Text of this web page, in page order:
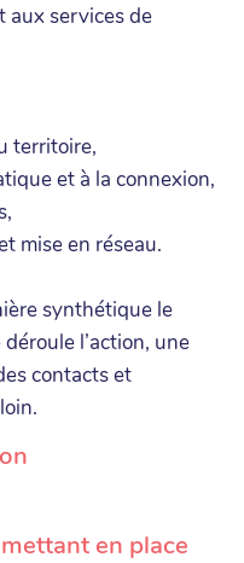
aux services de
territoire,
et à la connexion,
mise en réseau.
synthétique le
l’action, une
contacts et
en place